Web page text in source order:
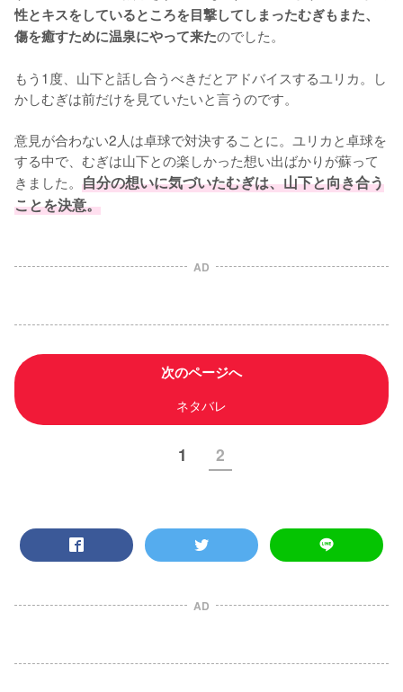
性とキスをしているところを目撃してしまったむぎもまた、
傷を癒すために温泉にやって来たのでした。
もう1度、山下と話し合うべきだとアドバイスするユリカ。し
かしむぎは前だけを見ていたいと言うのです。
意見が合わない2人は卓球で対決することに。ユリカと卓球を
する中で、むぎは山下との楽しかった想い出ばかりが蘇って
きました。 自分の想いに気づいたむぎは、山下と向き合う
ことを決意。
AD
次のページへ
ネタバレ
1 2
AD